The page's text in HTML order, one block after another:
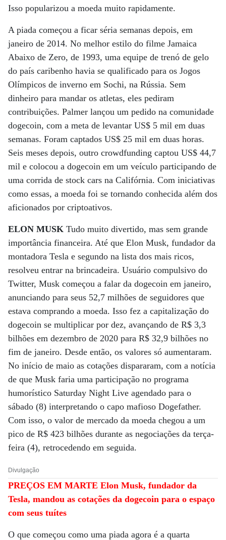
Isso popularizou a moeda muito rapidamente.
A piada começou a ficar séria semanas depois, em
janeiro de 2014. No melhor estilo do filme Jamaica
Abaixo de Zero, de 1993, uma equipe de trenó de gelo
do país caribenho havia se qualificado para os Jogos
Olímpicos de inverno em Sochi, na Rússia. Sem
dinheiro para mandar os atletas, eles pediram
contribuições. Palmer lançou um pedido na comunidade
dogecoin, com a meta de levantar US$ 5 mil em duas
semanas. Foram captados US$ 25 mil em duas horas.
Seis meses depois, outro crowdfunding captou US$ 44,7
mil e colocou a dogecoin em um veículo participando de
uma corrida de stock cars na Califórnia. Com iniciativas
como essas, a moeda foi se tornando conhecida além dos
aficionados por criptoativos.
ELON MUSK Tudo muito divertido, mas sem grande
importância financeira. Até que Elon Musk, fundador da
montadora Tesla e segundo na lista dos mais ricos,
resolveu entrar na brincadeira. Usuário compulsivo do
Twitter, Musk começou a falar da dogecoin em janeiro,
anunciando para seus 52,7 milhões de seguidores que
estava comprando a moeda. Isso fez a capitalização do
dogecoin se multiplicar por dez, avançando de R$ 3,3
bilhões em dezembro de 2020 para R$ 32,9 bilhões no
fim de janeiro. Desde então, os valores só aumentaram.
No início de maio as cotações dispararam, com a notícia
de que Musk faria uma participação no programa
humorístico Saturday Night Live agendado para o
sábado (8) interpretando o capo mafioso Dogefather.
Com isso, o valor de mercado da moeda chegou a um
pico de R$ 423 bilhões durante as negociações da terça-
feira (4), retrocedendo em seguida.
Divulgação
PREÇOS EM MARTE Elon Musk, fundador da
Tesla, mandou as cotações da dogecoin para o espaço
com seus tuítes
O que começou como uma piada agora é a quarta